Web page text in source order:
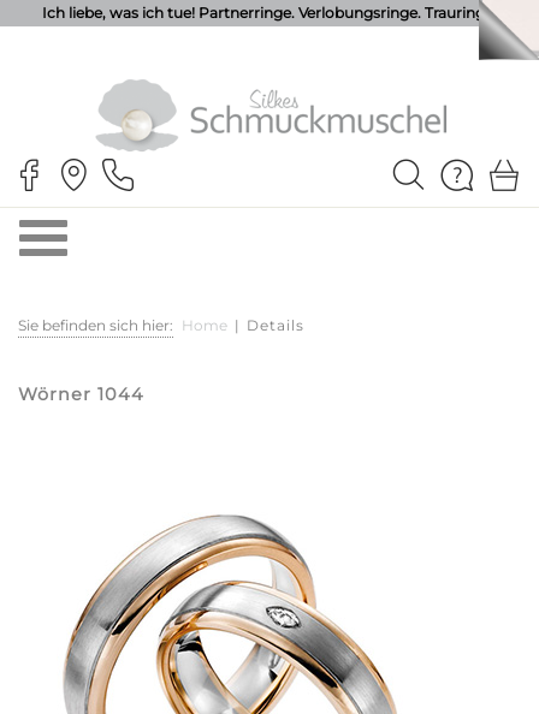
Ich liebe, was ich tue! Partnerringe. Verlobungsringe. Trauringe.
Sie befinden sich hier: Home | Details
Wörner 1044